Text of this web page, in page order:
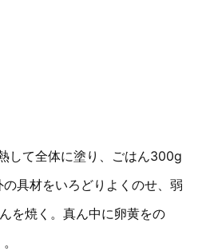
して全体に塗り、ごはん300g
具材をいろどりよくのせ、弱
を焼く。真ん中に卵黄をの